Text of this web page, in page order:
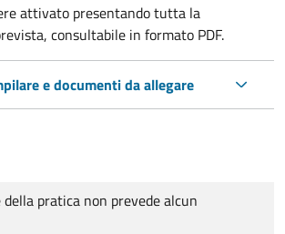
attivato presentando tutta la
consultabile in formato PDF.
e documenti da allegare
pratica non prevede alcun